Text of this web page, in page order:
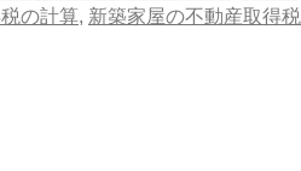
の計算, 新築家屋の不動産取得税